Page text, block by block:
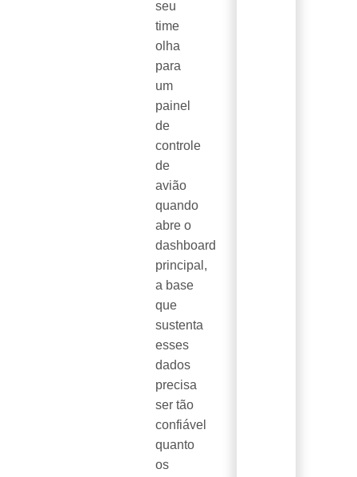
seu
time
olha
para
um
painel
de
controle
de
avião
quando
abre o
dashboard
principal,
a base
que
sustenta
esses
dados
precisa
ser tão
confiável
quanto
os